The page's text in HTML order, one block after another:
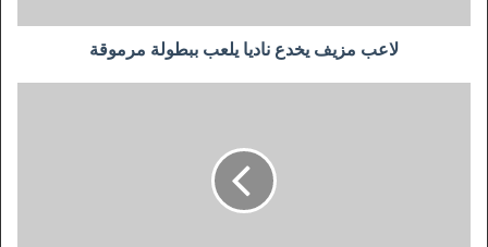
لاعب مزيف يخدع ناديا يلعب ببطولة مرموقة